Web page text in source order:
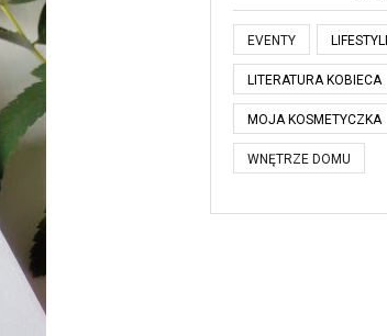
EVENTY
LITERATURA KOBIECA
MOJA KOSMETYCZKA
WNĘTRZE DOMU